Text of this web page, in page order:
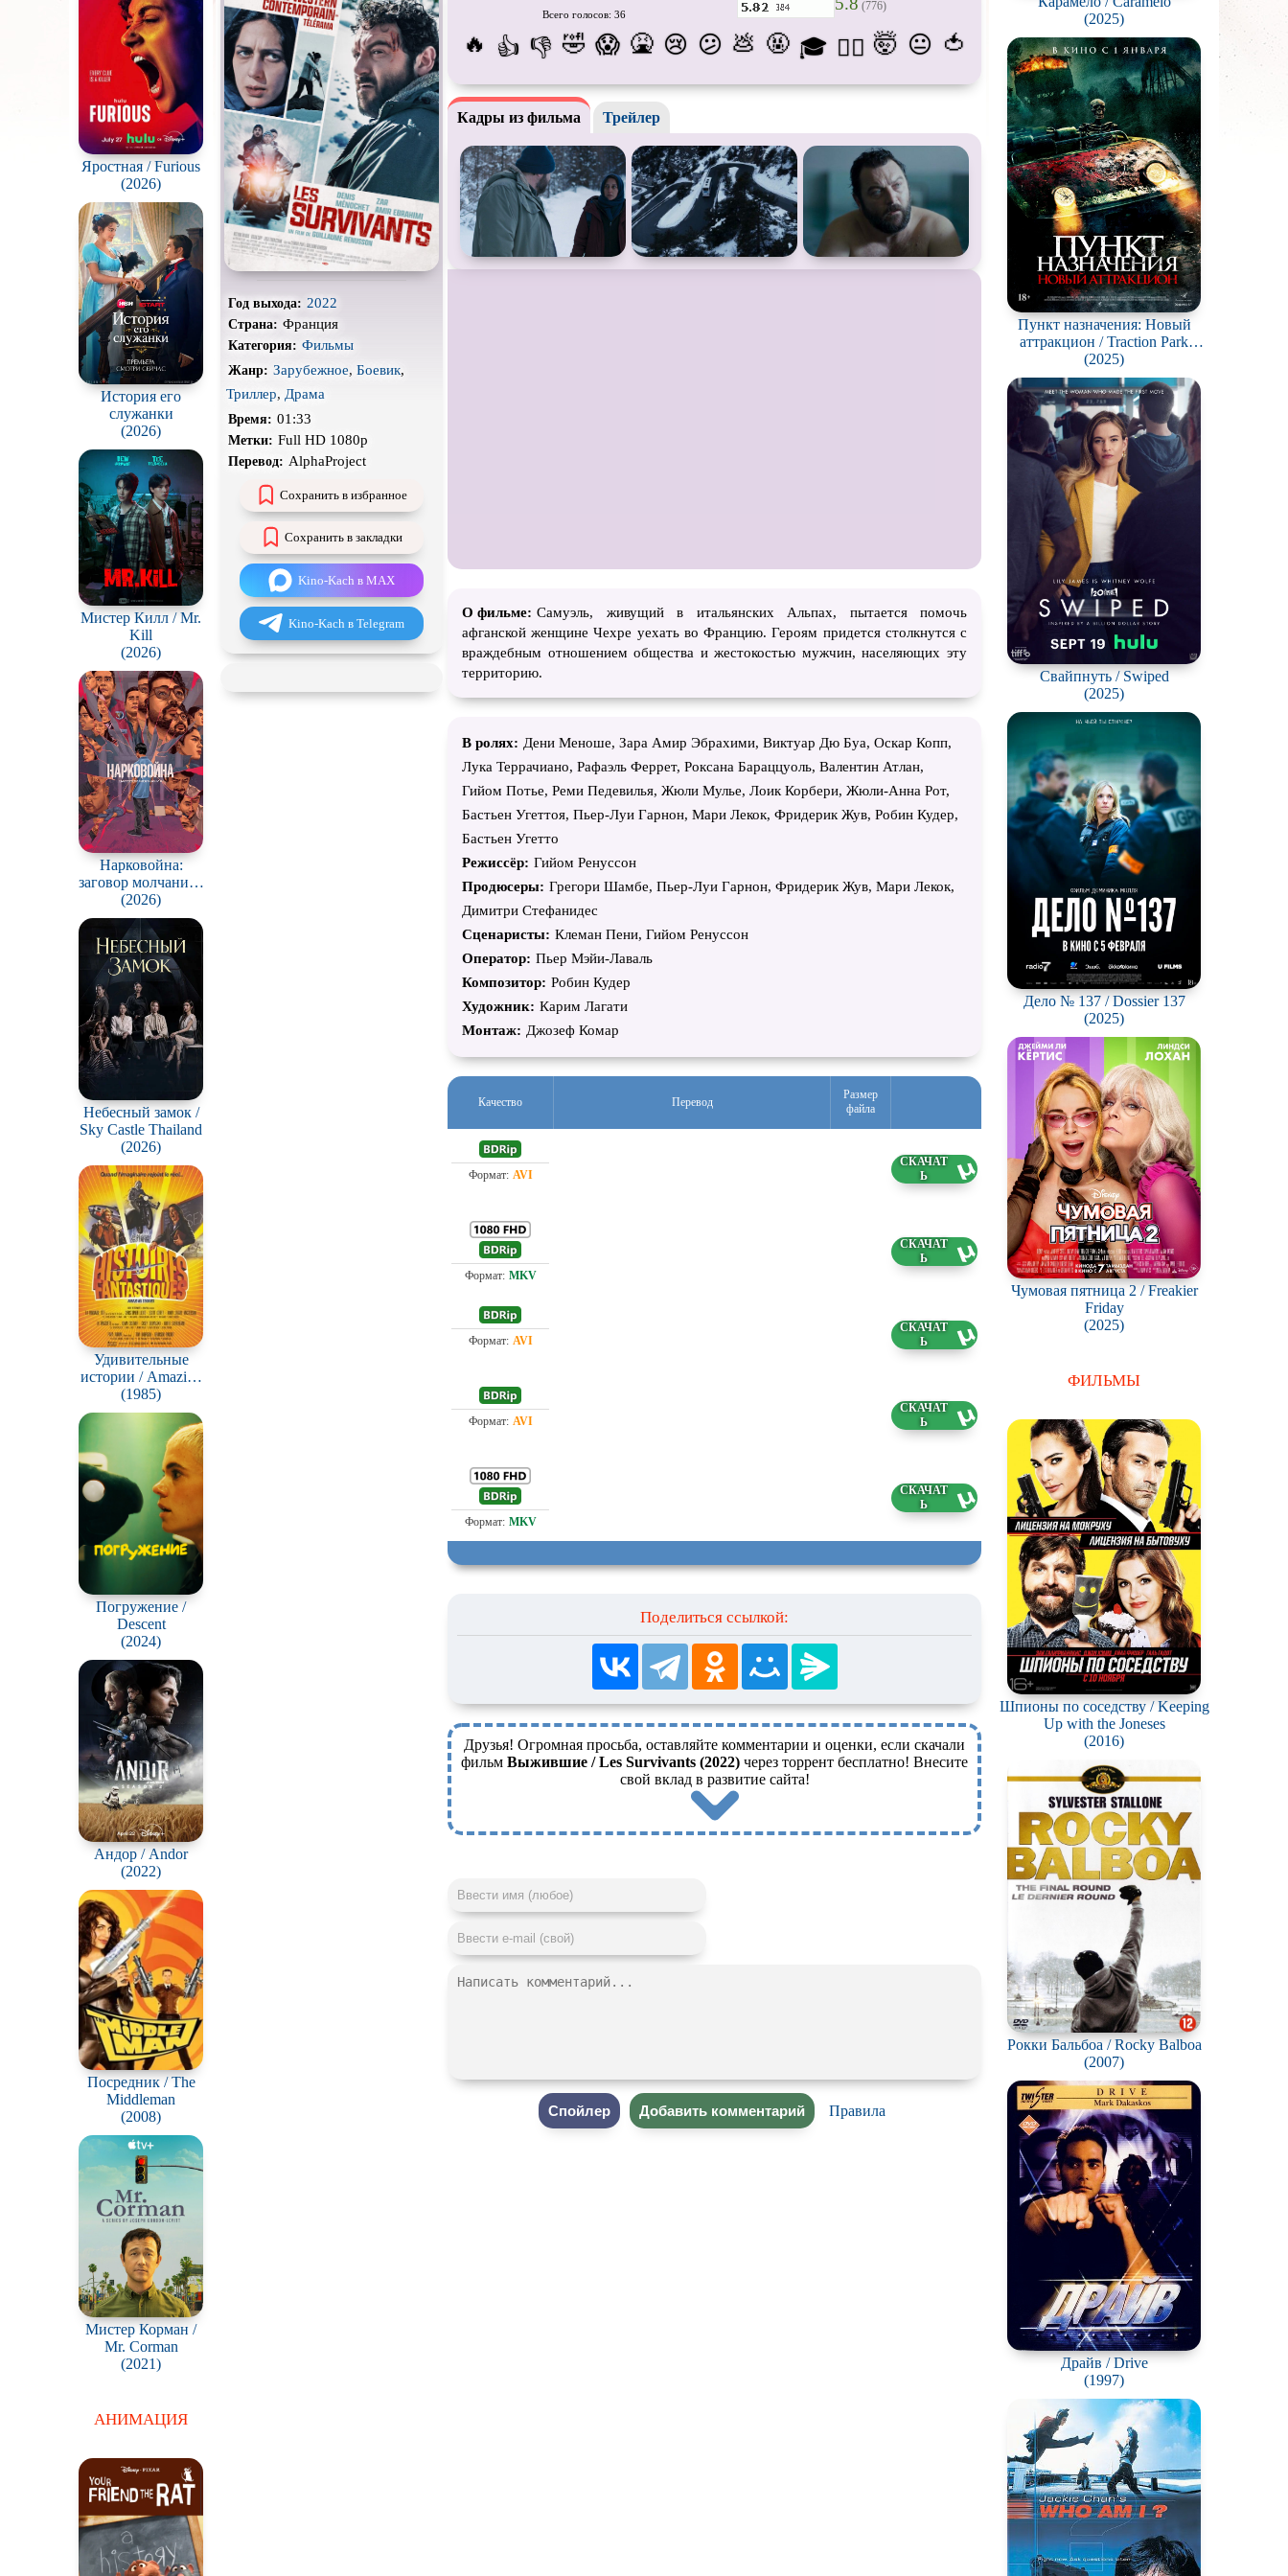
Яростная / Furious
(2026)
История его
служанки
(2026)
Мистер Килл / Mr.
Kill
(2026)
Нарковойна:
заговор молчания /
Drug War: A
Conspiracy of Silence
(2026)
Небесный замок /
Sky Castle Thailand
(2026)
Удивительные
истории / Amazing
Stories
(1985)
Погружение /
Descent
(2024)
Андор / Andor
(2022)
Посредник / The
Middleman
(2008)
Мистер Корман /
Mr. Corman
(2021)
АНИМАЦИЯ
Про акул Про апокалипсис Про богов Про богатых
Про вампиров Про ведьм Про викингов Про выживание
Про гангстеров Про гонки Про деревню Про динозавров
Про драконов Про животных Про зомби
Про корабли и подводные
лодки
Про космос Про любовь Про маньяков и
серийных
убийц
Про мафию
Про оборотней Про пиратов Про подростков
Про путешествияво
времени
Про роботов Про рыцарей Про самолёты
Про снайперов Про супергероев Про танки
Про танцы
Про хоккей и
катание
Режиссёрская версия
CAMRip
Год выхода: 2022
Страна: Франция
Категория: Фильмы
Жанр: Зарубежное, Боевик,
Триллер, Драма
Время: 01:33
Метки: Full HD 1080p
Перевод: AlphaProject
Сохранить в избранное
Сохранить в закладки
Kino-Kach в MAX
Kino-Kach в Telegram
Всего голосов: 36
(776)
🔥 👍 👎 🤣 😱 🤮 😢 😕 💩 🤬 🎓 😵‍💫 🤯 😐 🍅
Кадры из фильма Трейлер
О фильме: Самуэль, живущий в итальянских Альпах, пытается помочь
афганской женщине Чехре уехать во Францию. Героям придется столкнутся с
враждебным отношением общества и жестокостью мужчин, населяющих эту
территорию.
В ролях: Дени Меноше, Зара Амир Эбрахими, Виктуар Дю Буа, Оскар Копп,
Лука Террачиано, Рафаэль Феррет, Роксана Бараццуоль, Валентин Атлан,
Гийом Потье, Реми Педевилья, Жюли Мулье, Лоик Корбери, Жюли-Анна Рот,
Бастьен Угеттоя, Пьер-Луи Гарнон, Мари Лекок, Фридерик Жув, Робин Кудер,
Бастьен Угетто
Режиссёр: Гийом Ренуссон
Продюсеры: Грегори Шамбе, Пьер-Луи Гарнон, Фридерик Жув, Мари Лекок,
Димитри Стефанидес
Сценаристы: Клеман Пени, Гийом Ренуссон
Оператор: Пьер Мэйи-Лаваль
Композитор: Робин Кудер
Художник: Карим Лагати
Монтаж: Джозеф Комар
Качество Перевод
Размер
файла
Поделиться ссылкой:
Друзья! Огромная просьба, оставляйте комментарии и оценки, если скачали
фильм Выжившие / Les Survivants (2022) через торрент бесплатно! Внесите
свой вклад в развитие сайта!
Правила
(2025)
Пункт назначения: Новый
аттракцион / Traction Park
Massacre
(2025)
Свайпнуть / Swiped
(2025)
Дело № 137 / Dossier 137
(2025)
Чумовая пятница 2 / Freakier
Friday
(2025)
ФИЛЬМЫ
Шпионы по соседству / Keeping
Up with the Joneses
(2016)
Рокки Бальбоа / Rocky Balboa
(2007)
Драйв / Drive
(1997)